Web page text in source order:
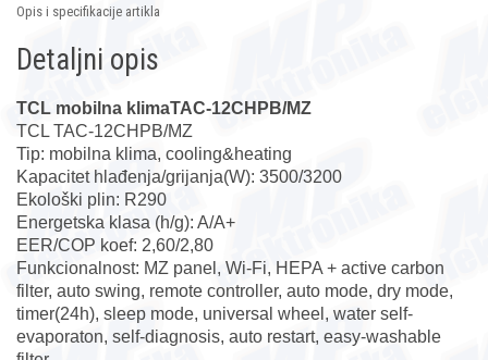
Opis i specifikacije artikla
Detaljni opis
TCL mobilna klimaTAC-12CHPB/MZ
TCL TAC-12CHPB/MZ
Tip: mobilna klima, cooling&heating
Kapacitet hlađenja/grijanja(W): 3500/3200
Ekološki plin: R290
Energetska klasa (h/g): A/A+
EER/COP koef: 2,60/2,80
Funkcionalnost: MZ panel, Wi-Fi, HEPA + active carbon
filter, auto swing, remote controller, auto mode, dry mode,
timer(24h), sleep mode, universal wheel, water self-
evaporaton, self-diagnosis, auto restart, easy-washable